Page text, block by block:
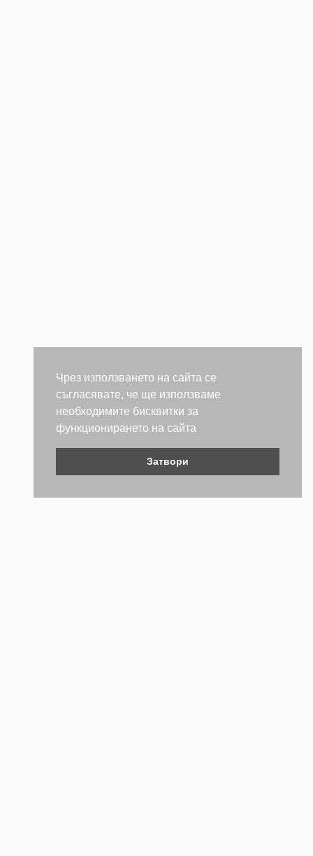
Чрез използването на сайта се
съгласявате, че ще използваме
необходимите бисквитки за
функционирането на сайта
Затвори